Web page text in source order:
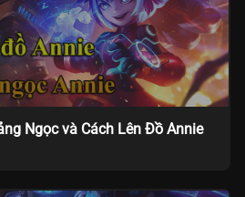
Ngọc và Cách Lên Đồ Annie